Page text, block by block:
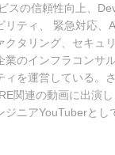
スの信頼性向上、
リティ、 緊急対応
クタリング、セキュ
業のインフラコンサ
ィを運営している。
関連の動画に出演
ジニアYouTuberとし